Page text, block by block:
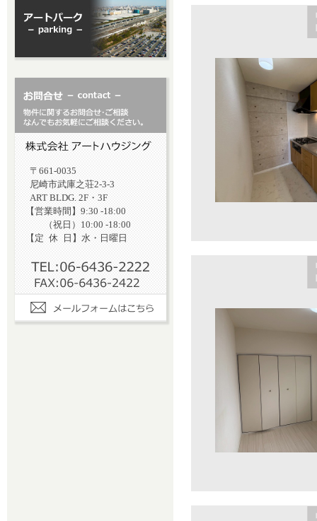
〒661-0035
尼崎市武庫之荘2-3-3
ART BLDG. 2F・3F
【営業時間】9:30 -18:00
（祝日）10:00 -18:00
【定 休 日】水・日曜日